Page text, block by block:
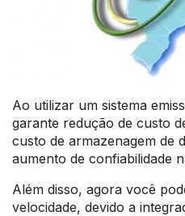
Ao utilizar um sistema
garante redução de custo
custo de armazenagem de
aumento de confiabilidade
Além disso, agora você
velocidade, devido a